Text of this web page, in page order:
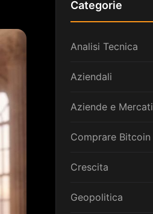
Categorie
Analisi Tecnica
Aziendali
Aziende e Mercati
Comprare Bitcoin
Crescita
Geopolitica